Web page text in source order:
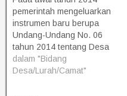
pemerintah mengeluarkan
instrumen baru berupa
Undang-Undang No. 06
tahun 2014 tentang Desa
yang diikuti dengan PP No.
43 tahun 2014 tentang
dalam "Bidang
Desa/Lurah/Camat"